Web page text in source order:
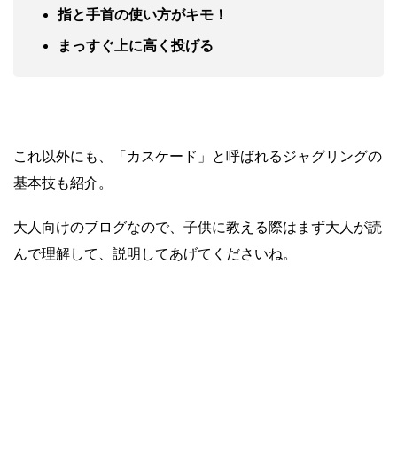
指と手首の使い方がキモ！
まっすぐ上に高く投げる
これ以外にも、「カスケード」と呼ばれるジャグリングの
基本技も紹介。
大人向けのブログなので、子供に教える際はまず大人が読
んで理解して、説明してあげてくださいね。